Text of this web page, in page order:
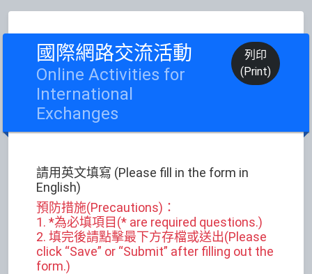
國際網路交流活動
Online Activities for
International
Exchanges
列印
(Print)
請用英文填寫 (Please fill in the form in
English)
預防措施(Precautions)：
1. *為必填項目(* are required questions.)
2. 填完後請點擊最下方存檔或送出(Please
click “Save” or “Submit” after filling out the
form.)